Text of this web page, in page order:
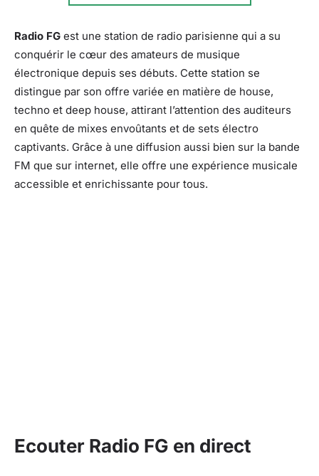
Radio FG est une station de radio parisienne qui a su
conquérir le cœur des amateurs de musique
électronique depuis ses débuts. Cette station se
distingue par son offre variée en matière de house,
techno et deep house, attirant l’attention des auditeurs
en quête de mixes envoûtants et de sets électro
captivants. Grâce à une diffusion aussi bien sur la bande
FM que sur internet, elle offre une expérience musicale
accessible et enrichissante pour tous.
Ecouter Radio FG en direct